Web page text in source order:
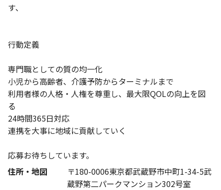
す、
行動定義
専門職としての質の均一化
小児から高齢者、介護予防からターミナルまで
利用者様の人格・人権を尊重し、最大限QOLの向上を図
る
24時間365日対応
連携を大事に地域に貢献していく
応募お待ちしています。
住所・地図
〒180-0006東京都武蔵野市中町1-34-5武
蔵野第二パークマンション302号室